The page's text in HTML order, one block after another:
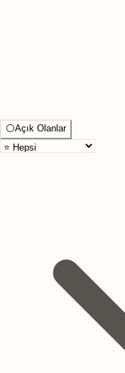
⚪Açık Olanlar